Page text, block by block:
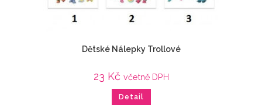
Dětské Nálepky Trollové
23 Kč včetně DPH
Detail